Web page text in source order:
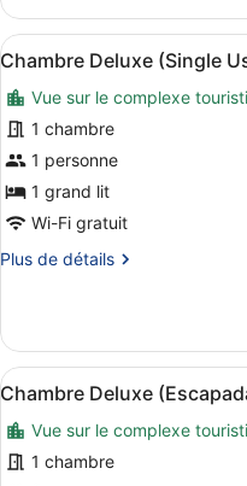
(3
Adults
Escapada)
le
type
de
Suite
Junior
(3
Adults
Escapada)
Afficher
toutes
les
photos
pour
ce
type
chambre :
(Single
Use)
7
Chambre Deluxe (Single
Vue sur le complexe
1 chambre
1 personne
1 grand lit
Wi-Fi gratuit
Plus de détails
Plus
le
type
de
Chambre
Deluxe
(Single
Afficher
toutes
les
photos
7
Chambre Deluxe
Vue sur le complexe
1 chambre